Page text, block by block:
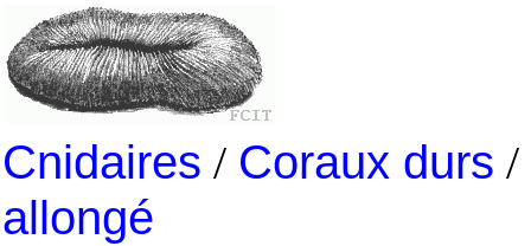
Cnidaires / Coraux durs /
allongé